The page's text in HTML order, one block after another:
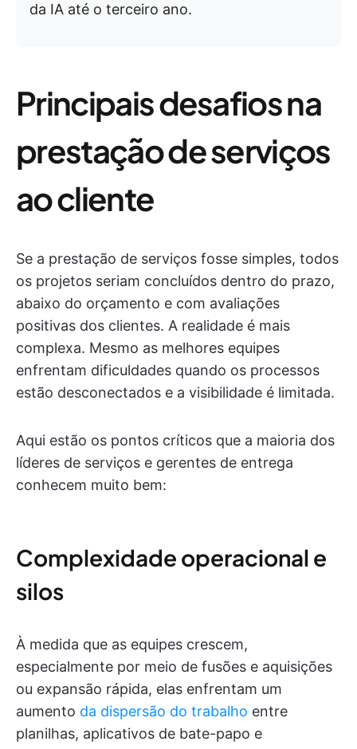
da IA até o terceiro ano.
Principais desafios na
prestação de serviços
ao cliente
Se a prestação de serviços fosse simples, todos
os projetos seriam concluídos dentro do prazo,
abaixo do orçamento e com avaliações
positivas dos clientes. A realidade é mais
complexa. Mesmo as melhores equipes
enfrentam dificuldades quando os processos
estão desconectados e a visibilidade é limitada.
Aqui estão os pontos críticos que a maioria dos
líderes de serviços e gerentes de entrega
conhecem muito bem:
Complexidade operacional e
silos
À medida que as equipes crescem,
especialmente por meio de fusões e aquisições
ou expansão rápida, elas enfrentam um
aumento da dispersão do trabalho entre
planilhas, aplicativos de bate-papo e